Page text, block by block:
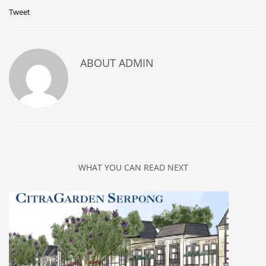
Tweet
ABOUT ADMIN
WHAT YOU CAN READ NEXT